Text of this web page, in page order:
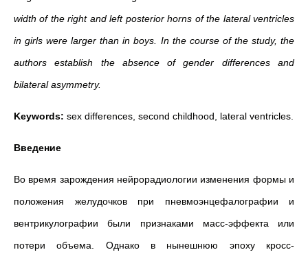
width of the right and left posterior horns of the lateral ventricles
in girls were larger than in boys. In the course of the study, the
authors establish the absence of gender differences and
bilateral asymmetry.
Keywords: sex differences, second childhood, lateral ventricles.
Введение
Во время зарождения нейрорадиологии изменения формы и
положения желудочков при пневмоэнцефалографии и
вентрикулографии были признаками масс-эффекта или
потери объема. Однако в нынешнюю эпоху кросс-